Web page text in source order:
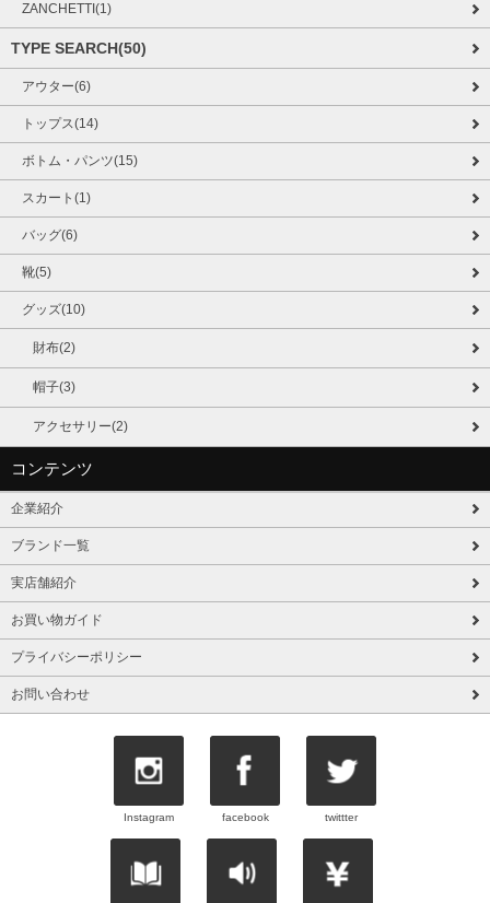
ZANCHETTI(1)
TYPE SEARCH(50)
アウター(6)
トップス(14)
ボトム・パンツ(15)
スカート(1)
バッグ(6)
靴(5)
グッズ(10)
財布(2)
帽子(3)
アクセサリー(2)
コンテンツ
企業紹介
ブランド一覧
実店舗紹介
お買い物ガイド
プライバシーポリシー
お問い合わせ
Instagram facebook twittter